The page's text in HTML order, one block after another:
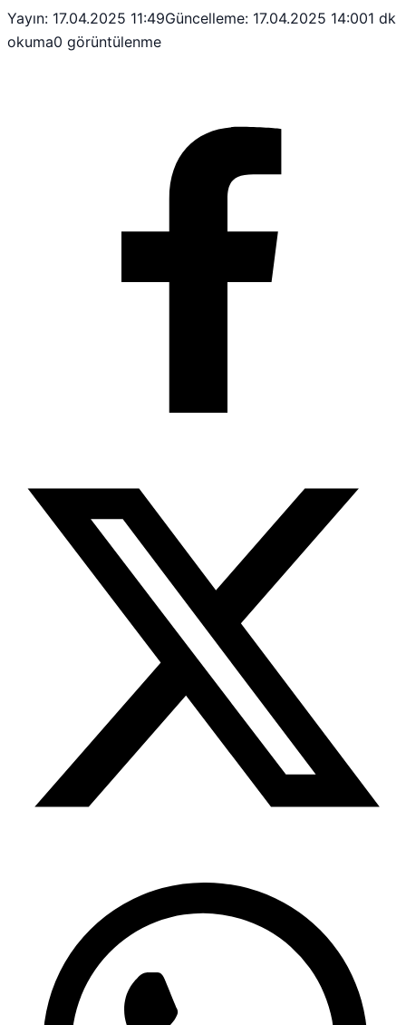
Yayın: 17.04.2025 11:49Güncelleme: 17.04.2025 14:001 dk
okuma0 görüntülenme